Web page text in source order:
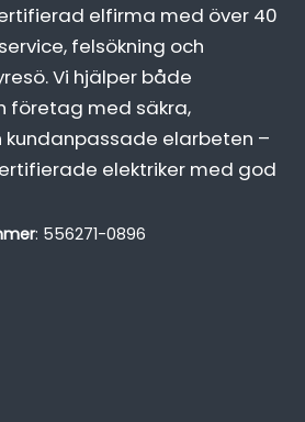
elfirma med över 40
felsökning och
Vi hjälper både
företag med säkra,
kundanpassade elarbeten –
elektriker med god
: 556271-0896